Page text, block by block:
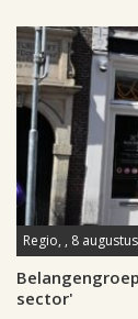
Regio, , 8
sector'